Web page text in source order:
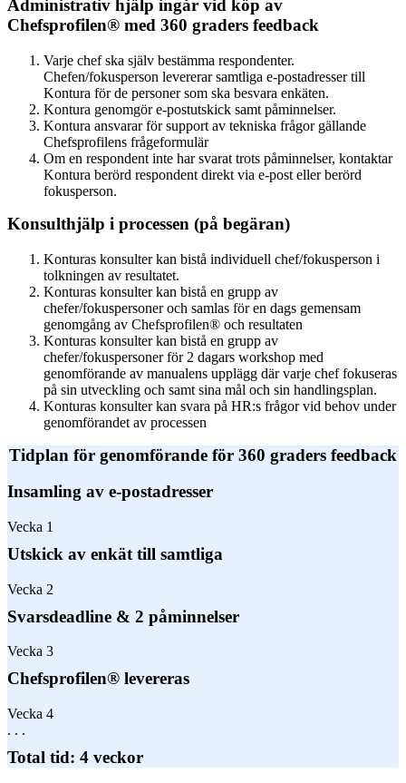
Administrativ hjälp ingår vid köp av
Chefsprofilen® med 360 graders feedback
Varje chef ska själv bestämma respondenter.
Chefen/fokusperson levererar samtliga e-postadresser till
Kontura för de personer som ska besvara enkäten.
Kontura genomgör e-postutskick samt påminnelser.
Kontura ansvarar för support av tekniska frågor gällande
Chefsprofilens frågeformulär
Om en respondent inte har svarat trots påminnelser, kontaktar
Kontura berörd respondent direkt via e-post eller berörd
fokusperson.
Konsulthjälp i processen (på begäran)
Konturas konsulter kan bistå individuell chef/fokusperson i
tolkningen av resultatet.
Konturas konsulter kan bistå en grupp av
chefer/fokuspersoner och samlas för en dags gemensam
genomgång av Chefsprofilen® och resultaten
Konturas konsulter kan bistå en grupp av
chefer/fokuspersoner för 2 dagars workshop med
genomförande av manualens upplägg där varje chef fokuseras
på sin utveckling och samt sina mål och sin handlingsplan.
Konturas konsulter kan svara på HR:s frågor vid behov under
genomförandet av processen
Tidplan för genomförande för 360 graders feedback
Insamling av e-postadresser
Vecka 1
Utskick av enkät till samtliga
Vecka 2
Svarsdeadline & 2 påminnelser
Vecka 3
Chefsprofilen® levereras
Vecka 4
. . .
Total tid: 4 veckor